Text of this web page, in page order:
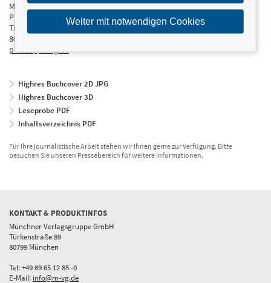
Münchner Verlagsgruppe GmbH
Presseabteilung
Türkenstraße 89
80799 München
presse@m-vg.de
Highres Buchcover 2D JPG
Highres Buchcover 3D
Leseprobe PDF
Inhaltsverzeichnis PDF
Für Ihre journalistische Arbeit stehen wir Ihnen gerne zur Verfügung. Bitte
besuchen Sie unseren Pressebereich für weitere Informationen.
KONTAKT & PRODUKTINFOS
Münchner Verlagsgruppe GmbH
Türkenstraße 89
80799 München
Tel: +49 89 65 12 85 -0
E-Mail: info@m-vg.de
Weiter mit notwendigen Cookies